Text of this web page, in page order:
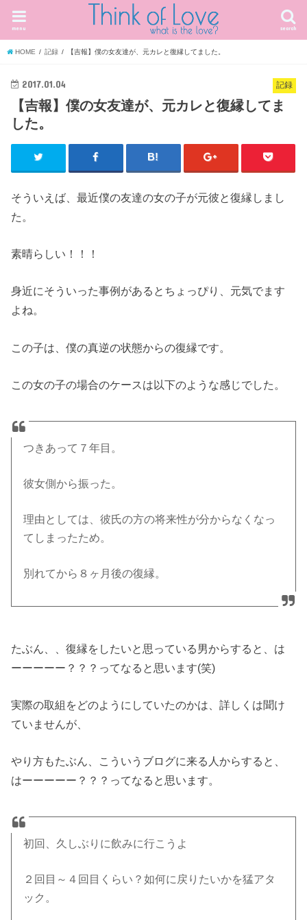
search
menu
HOME 記録 【吉報】僕の女友達が、元カレと復縁してました。
記録
2017.01.04
【吉報】僕の女友達が、元カレと復縁してま
した。
そういえば、最近僕の友達の女の子が元彼と復縁しまし
た。
素晴らしい！！！
身近にそういった事例があるとちょっぴり、元気でます
よね。
この子は、僕の真逆の状態からの復縁です。
この女の子の場合のケースは以下のような感じでした。
つきあって７年目。
彼女側から振った。
理由としては、彼氏の方の将来性が分からなくなっ
てしまったため。
別れてから８ヶ月後の復縁。
たぶん、、復縁をしたいと思っている男からすると、は
ーーーーー？？？ってなると思います(笑)
実際の取組をどのようにしていたのかは、詳しくは聞け
ていませんが、
やり方もたぶん、こういうブログに来る人からすると、
はーーーーー？？？ってなると思います。
初回、久しぶりに飲みに行こうよ
２回目～４回目くらい？如何に戻りたいかを猛アタ
ック。